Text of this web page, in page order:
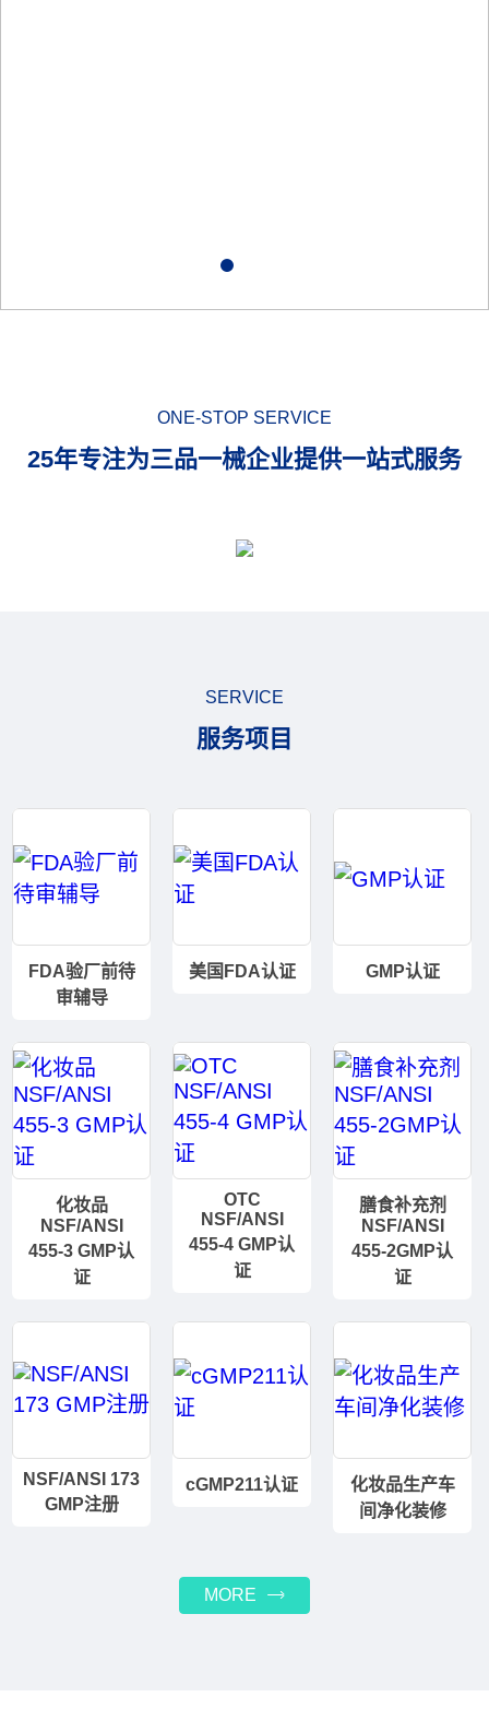
ONE-STOP SERVICE
25年专注为三品一械企业提供一站式服务
SERVICE
服务项目
FDA验厂前待
审辅导
美国FDA认证 GMP认证
化妆品
NSF/ANSI
455-3 GMP认
证
OTC
NSF/ANSI
455-4 GMP认
证
膳食补充剂
NSF/ANSI
455-2GMP认
证
NSF/ANSI 173
GMP注册
cGMP211认证
化妆品生产车
间净化装修
MORE